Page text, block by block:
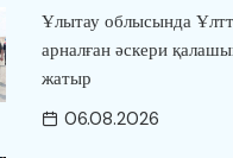
Ұлытау облысында
арналған әскери
жатыр
06.08.2026